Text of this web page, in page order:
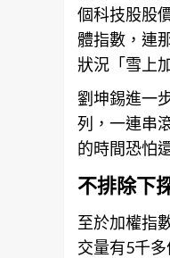
個科技股股
體指數，連
狀況「雪上
劉坤錫進一
列，一連串
的時間恐怕
不排除下
至於加權指
交量有5千